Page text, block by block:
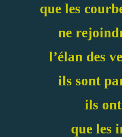
que les
ne
l’élan des
ils sont
ils
que les